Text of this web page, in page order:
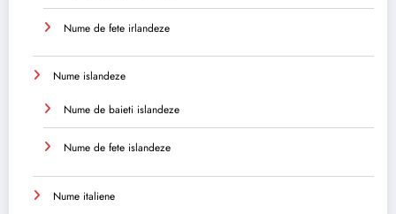
Nume de fete irlandeze
Nume islandeze
Nume de baieti islandeze
Nume de fete islandeze
Nume italiene